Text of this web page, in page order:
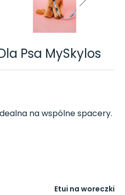
Psa MySkylos
na wspólne spacery.
Etui na woreczki